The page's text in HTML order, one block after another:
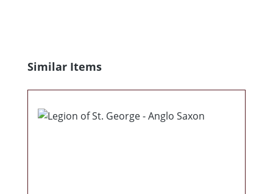
Produktgalerie überspringen
Similar Items